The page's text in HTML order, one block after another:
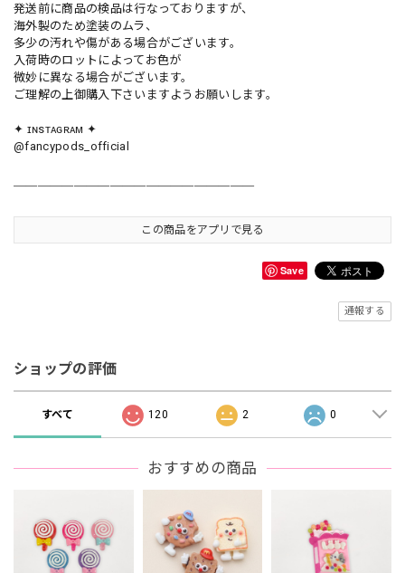
発送前に商品の検品は行なっておりますが、
海外製のため塗装のムラ、
多少の汚れや傷がある場合がございます。
入荷時のロットによってお色が
微妙に異なる場合がございます。
ご理解の上御購入下さいますようお願いします。
✦ ɪɴsᴛᴀɢʀᴀᴍ ✦
@fancypods_official
この商品をアプリで見る
Save
通報する
ショップの評価
すべて 120 2 0
おすすめの商品